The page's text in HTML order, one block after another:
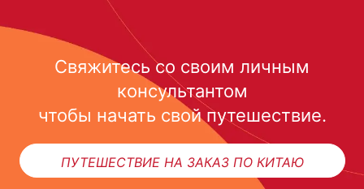
Свяжитесь со своим личным
консультантом
чтобы начать свой путешествие.
ПУТЕШЕСТВИЕ НА ЗАКАЗ ПО КИТАЮ